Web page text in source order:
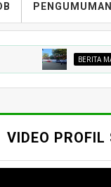
PENGUMUMAN
BERITA MADRASAH
VIDEO PROFIL